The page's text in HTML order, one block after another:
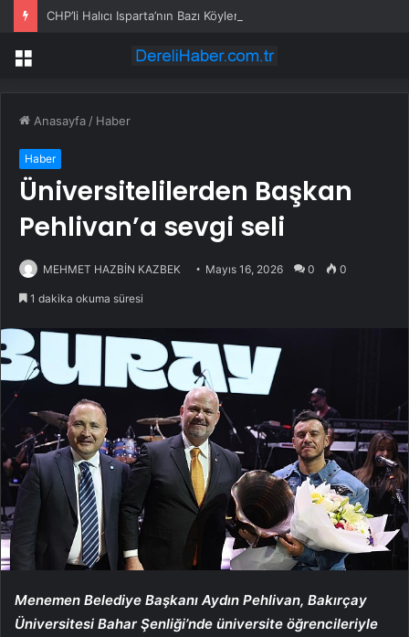
CHP’li Halıcı Isparta’nın Bazı Köylerini Ziyaret Etti
Menü
Anasayfa / Haber
Haber
Üniversitelilerden Başkan
Pehlivan’a sevgi seli
MEHMET HAZBİN KAZBEK Mayıs 16, 2026 0 0
1 dakika okuma süresi
Menemen Belediye Başkanı Aydın Pehlivan, Bakırçay
Üniversitesi Bahar Şenliği’nde üniversite öğrencileriyle